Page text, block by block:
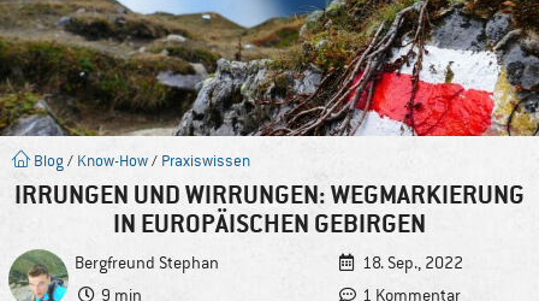
Blog / Know-How/ Praxiswissen
IRRUNGEN UND WIRRUNGEN: WEGMARKIERUNG
IN EUROPÄISCHEN GEBIRGEN
Bergfreund Stephan
18. Sep., 2022
9 min
1 Kommentar